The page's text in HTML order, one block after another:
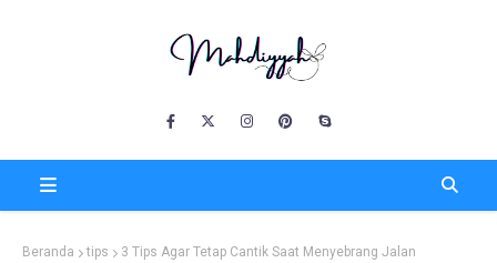
Beranda tips 3 Tips Agar Tetap Cantik Saat Menyebrang Jalan